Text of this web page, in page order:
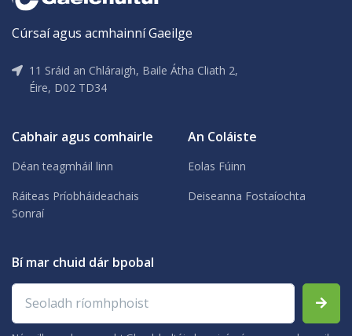
Cúrsaí agus acmhainní Gaeilge
11 Sráid an Chláraigh, Baile Átha Cliath 2,
Éire, D02 TD34
Cabhair agus comhairle
Déan teagmháil linn
Ráiteas Príobháideachais
Sonraí
An Coláiste
Eolas Fúinn
Deiseanna Fostaíochta
Bí mar chuid dár bpobal
Seoladh ríomhphoist